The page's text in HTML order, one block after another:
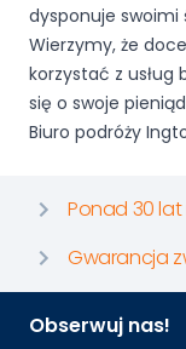
dysponuje swoimi
Wierzymy, że
korzystać z usług
się o swoje
Biuro podróży
Ponad 30 lat
Gwarancja
Obserwuj nas!